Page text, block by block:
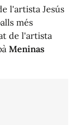
l'artista Jesús
més
de l'artista
Meninas